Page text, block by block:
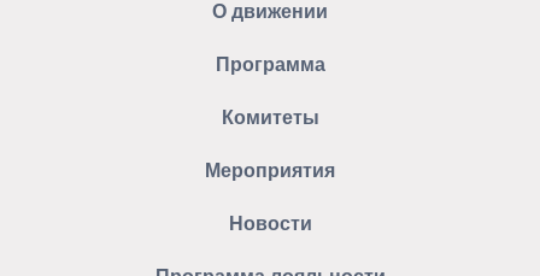
О движении
Программа
Комитеты
Мероприятия
Новости